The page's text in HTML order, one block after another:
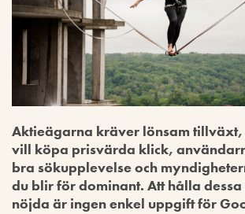
Aktieägarna kräver lönsam
vill köpa prisvärda klick,
bra sökupplevelse och
du blir för dominant. Att hålla dessa
nöjda är ingen enkel uppgift för